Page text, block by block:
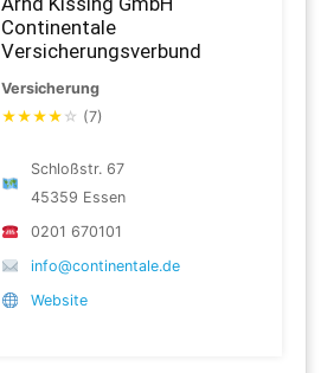
Continentale
Versicherungsverbund
Versicherung
★★★★ ☆ (7)
Schloßstr. 67
45359 Essen
0201 670101
info@continentale.de
Website